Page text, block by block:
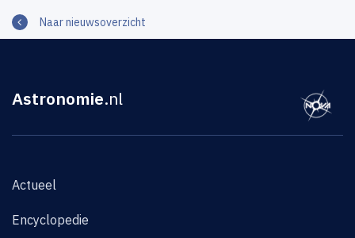
Naar nieuwsoverzicht
Astronomie.nl
Actueel
Encyclopedie